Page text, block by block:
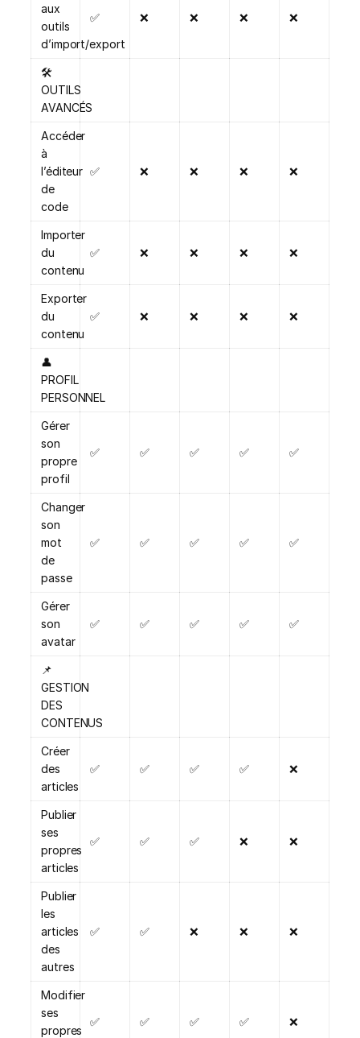
aux
outils
d’import/export
✅ ❌ ❌ ❌ ❌
🛠️
OUTILS
AVANCÉS
Accéder
à
l’éditeur
de
code
✅ ❌ ❌ ❌ ❌
Importer
du
contenu
✅ ❌ ❌ ❌ ❌
Exporter
du
contenu
✅ ❌ ❌ ❌ ❌
👤
PROFIL
PERSONNEL
Gérer
son
propre
profil
✅ ✅ ✅ ✅ ✅
Changer
son
mot
de
passe
✅ ✅ ✅ ✅ ✅
Gérer
son
avatar
✅ ✅ ✅ ✅ ✅
📌
GESTION
DES
CONTENUS
Créer
des
articles
✅ ✅ ✅ ✅ ❌
Publier
ses
propres
articles
✅ ✅ ✅ ❌ ❌
Publier
les
articles
des
autres
✅ ✅ ❌ ❌ ❌
Modifier
ses
propres
✅ ✅ ✅ ✅ ❌